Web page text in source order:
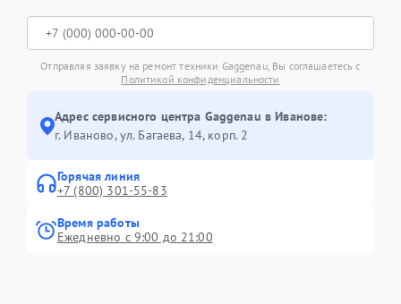
Отправляя заявку на ремонт техники Gaggenau, Вы соглашаетесь с
Политикой конфиденциальности
Адрес сервисного центра Gaggenau в Иванове:
г. Иваново, ул. Багаева, 14, корп. 2
Горячая линия
+7 (800) 301-55-83
Время работы
Ежедневно с 9:00 до 21:00